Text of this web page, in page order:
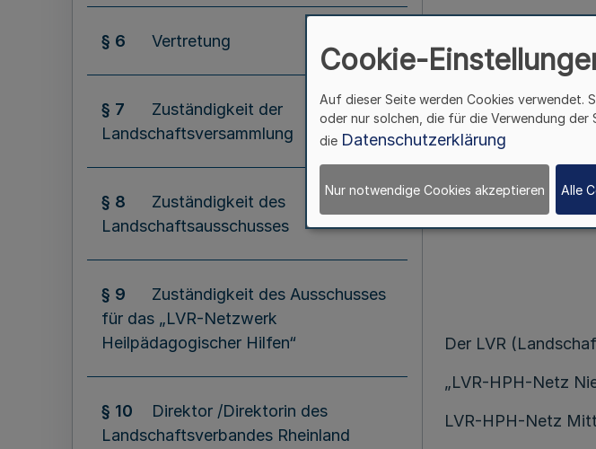
§ 6 Vertretung
§ 7
Zuständigkeit der
Landschaftsversammlung
§ 8
Zuständigkeit des
Landschaftsausschusses
§ 9
Zuständigkeit des Ausschusses
für das „LVR-Netzwerk
Heilpädagogischer Hilfen“
§ 10
Direktor /Direktorin des
Landschaftsverbandes Rheinland
Aufgrund von § 6
Bekanntmachung
vom 24. Juni 2008 (
Dezember 2008
Der LVR
„LVR-HPH-Netz
LVR-HPH-Netz
Cookie-
Auf dieser Seite werden Cookies verwendet.
oder nur solchen, die für die Verwendung
die Datenschutzerklärung
Nur notwendige Cookies akzeptieren Alle